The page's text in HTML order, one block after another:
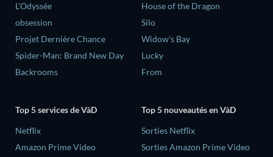
L'Odyssée
obsession
Projet Dernière Chance
Spider-Man: Brand New Day
Backrooms
House of the Dragon
Silo
Widow’s Bay
Lucky
From
Top 5 services de VàD
Netflix
Amazon Prime Video
Top 5 nouveautés en VàD
Sorties Netflix
Sorties Amazon Prime Video